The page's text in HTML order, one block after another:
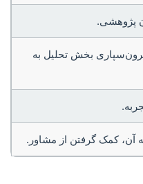
پژوهشی.
بخش تحلیل به
آن، کمک گرفتن از مشاور.